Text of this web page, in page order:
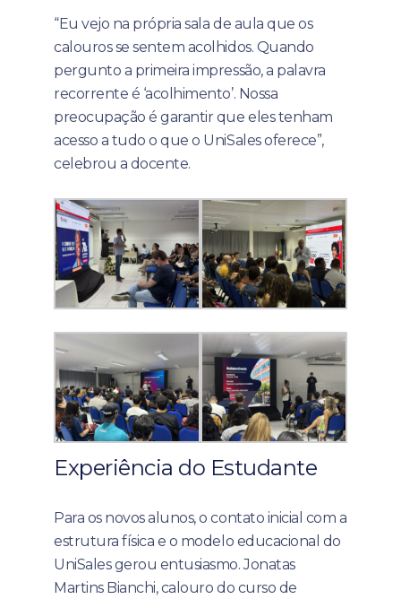
“Eu vejo na própria sala de aula que os
calouros se sentem acolhidos. Quando
pergunto a primeira impressão, a palavra
recorrente é ‘acolhimento’. Nossa
preocupação é garantir que eles tenham
acesso a tudo o que o UniSales oferece”,
celebrou a docente.
Experiência do Estudante
Para os novos alunos, o contato inicial com a
estrutura física e o modelo educacional do
UniSales gerou entusiasmo. Jonatas
Martins Bianchi, calouro do curso de